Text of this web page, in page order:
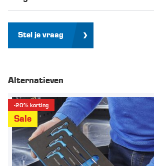
Stel je vraag
Alternatieven
-20% korting
Sale